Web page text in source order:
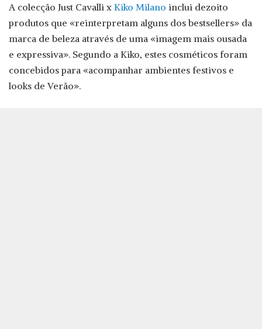
A colecção Just Cavalli x Kiko Milano inclui dezoito
produtos que «reinterpretam alguns dos bestsellers» da
marca de beleza através de uma «imagem mais ousada
e expressiva». Segundo a Kiko, estes cosméticos foram
concebidos para «acompanhar ambientes festivos e
looks de Verão».